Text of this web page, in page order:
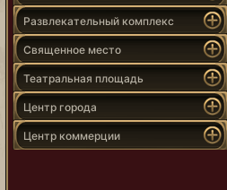
Развлекательный комплекс
Священное место
Театральная площадь
Центр города
Центр коммерции